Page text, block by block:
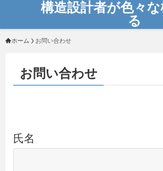
構造設計者が色々な
る
ホーム お問い合わせ
お問い合わせ
氏名